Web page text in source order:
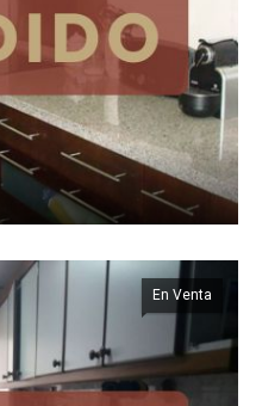
En Venta